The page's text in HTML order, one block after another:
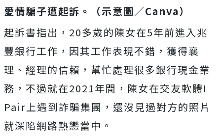
愛情騙子遭起訴。（示意圖／Canva）
起訴書指出，20多歲的陳女在5年前進入兆
豐銀行工作，因其工作表現不錯，獲得襄
理、經理的信賴，幫忙處理很多銀行現金業
務，不過就在2021年間，陳女在交友軟體I
Pair上遇到詐騙集團，還沒見過對方的照片
就深陷網路熱戀當中。